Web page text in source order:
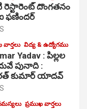
రెస్టారెంట్ దొంగతనం
ఫణిందర్
వార్తలు విద్య & ఉద్యోగము
Yadav : పిల్లల
పునాది :
కుమార్ యాదవ్
ప్రముఖ వార్తలు